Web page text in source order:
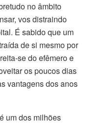
no âmbito
vos distraindo
É sabido que um
de si mesmo por
se do efêmero e
os poucos dias
vantagens dos anos
um dos milhões